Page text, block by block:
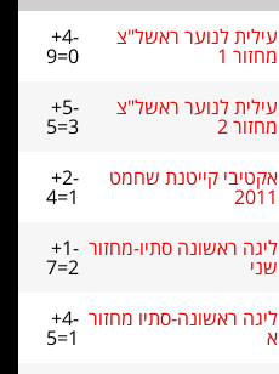
עילית לנוער ראשל"צ
מחזור 1
+4-
9=0
עילית לנוער ראשל"צ
מחזור 2
+5-
5=3
אקטיבי קייטנת שחמט
2011
+2-
4=1
ליגה ראשונה סתיו-מחזור
שני
+1-
7=2
ליגה ראשונה-סתיו מחזור
א
+4-
5=1